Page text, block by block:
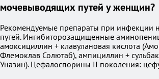
мочевыводящих путей у женщин?
Рекомендуемые препараты при инфекции
путей. Ингибиторозащищенные
амоксициллин + клавулановая кислота
Флемоклав Солютаб), ампициллин +
Уназин). Цефалоспорины II поколения: